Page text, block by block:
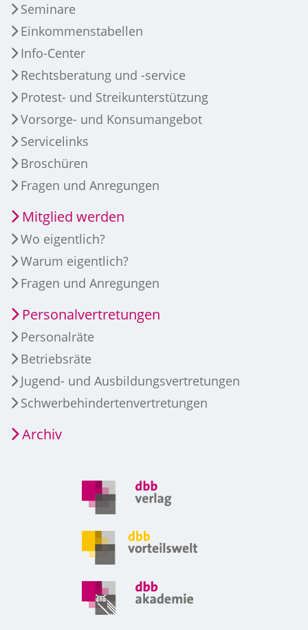
Seminare
Einkommenstabellen
Info-Center
Rechtsberatung und -service
Protest- und Streikunterstützung
Vorsorge- und Konsumangebot
Servicelinks
Broschüren
Fragen und Anregungen
Mitglied werden
Wo eigentlich?
Warum eigentlich?
Fragen und Anregungen
Personalvertretungen
Personalräte
Betriebsräte
Jugend- und Ausbildungsvertretungen
Schwerbehindertenvertretungen
Archiv